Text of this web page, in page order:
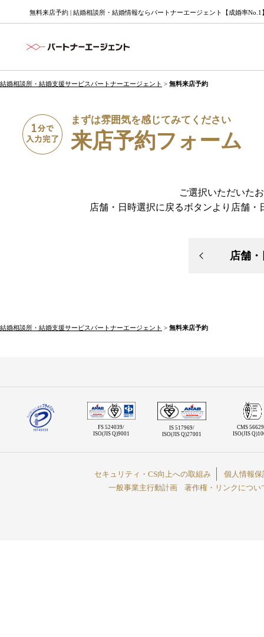
無料来店予約 | 結婚相談所・結婚情報ならパートナーエージェント【成婚率No.1
結婚相談所・結婚支援サービスパートナーエージェント > 無料来店予約
まずは雰囲気を感じてみてください
来店予約フォーム
ご選択いただいた
店舗・日時選択に戻るボタンより店舗
店舗
結婚相談所・結婚支援サービスパートナーエージェント > 無料来店予約
FS 524039/
ISO(JIS Q)9001
IS 517969/
ISO(JIS Q)27001
CMS
ISO(JIS
セキュリティ・CS向上への取組み
個人情報保
一般事業主行動計画
著作権・リンクについ